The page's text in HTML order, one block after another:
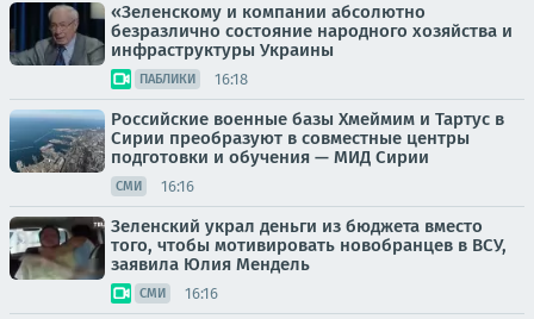
«Зеленскому и компании абсолютно
безразлично состояние народного хозяйства и
инфраструктуры Украины
ПАБЛИКИ 16:18
Российские военные базы Хмеймим и Тартус в
Сирии преобразуют в совместные центры
подготовки и обучения — МИД Сирии
СМИ 16:16
Зеленский украл деньги из бюджета вместо
того, чтобы мотивировать новобранцев в ВСУ,
заявила Юлия Мендель
СМИ 16:16